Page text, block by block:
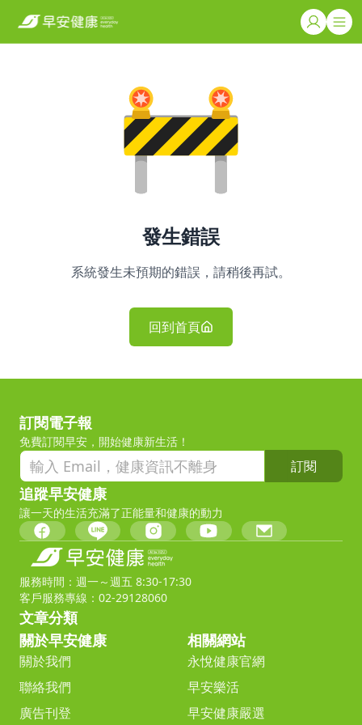
發生錯誤
系統發生未預期的錯誤，請稍後再試。
回到首頁
訂閱電子報
免費訂閱早安，開始健康新生活！
訂閱
追蹤早安健康
讓一天的生活充滿了正能量和健康的動力
服務時間：週一～週五 8:30-17:30
客戶服務專線：02-29128060
文章分類
關於早安健康
關於我們
聯絡我們
廣告刊登
相關網站
永悅健康官網
早安樂活
早安健康嚴選